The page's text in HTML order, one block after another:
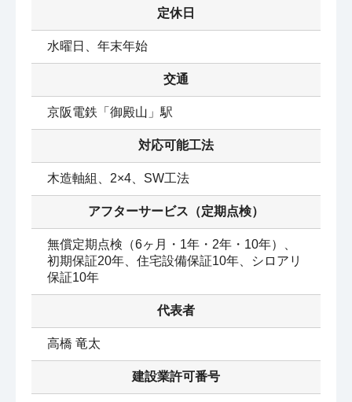
定休日
水曜日、年末年始
交通
京阪電鉄「御殿山」駅
対応可能工法
木造軸組、2×4、SW工法
アフターサービス（定期点検）
無償定期点検（6ヶ月・1年・2年・10年）、
初期保証20年、住宅設備保証10年、シロアリ
保証10年
代表者
高橋 竜太
建設業許可番号